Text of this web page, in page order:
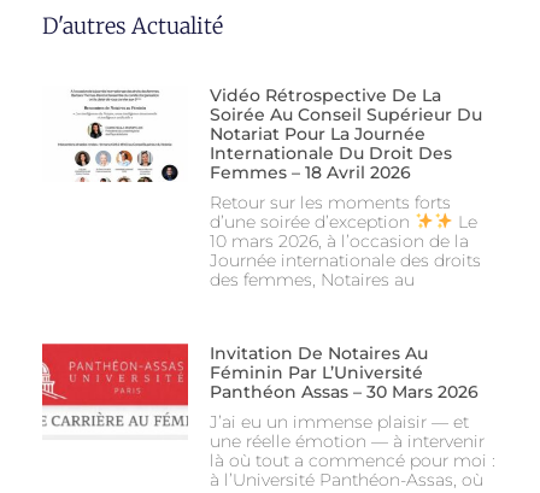
D'autres Actualité
Vidéo Rétrospective De La
Soirée Au Conseil Supérieur Du
Notariat Pour La Journée
Internationale Du Droit Des
Femmes – 18 Avril 2026
Retour sur les moments forts
d’une soirée d’exception
Le
10 mars 2026, à l’occasion de la
Journée internationale des droits
des femmes, Notaires au
Invitation De Notaires Au
Féminin Par L’Université
Panthéon Assas – 30 Mars 2026
J’ai eu un immense plaisir — et
une réelle émotion — à intervenir
là où tout a commencé pour moi :
à l’Université Panthéon-Assas, où